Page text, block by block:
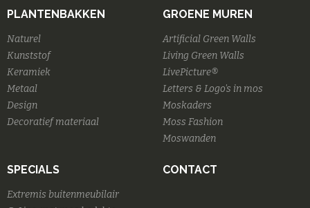
PLANTENBAKKEN
Naturel
Kunststof
Keramiek
Metaal
Design
Decoratief materiaal
GROENE MUREN
Artificial Green Walls
Living Green Walls
LivePicture®
Letters & Logo's in mos
Moskaders
Moss Fashion
Moswanden
SPECIALS
Extremis buitenmeubilair
CONTACT